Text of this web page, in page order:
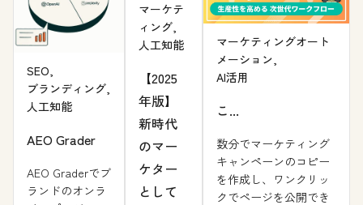
SEO,
ブランディング,
人工知能
AEO Grader
AEO Graderでブ
ランドのオンラ
マーケテ
ィング,
人工知能
【2025
年版】
新時代
のマー
ケター
として
マーケティングオート
メーション,
AI活用
こ...
数分でマーケティング
キャンペーンのコピー
を作成し、ワンクリッ
クでページを公開でき